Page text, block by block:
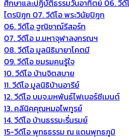
ศึกษาและปฏิบัติธรรมวันอาทิตย์ 06. วีดี
ไตรปิฎก 07. วีดีโอ พระวินัยปิฎก
06. วีดีโอ ฐณิชาฌ์รีสอร์ท
07. วีดีโอ ม.มหาจุฬาลงกรณฯ
08. วีดีโอ มูลนิธิมายาโคตมี
09. วีดีโอ ชมรมคนรู้ใจ
10. วีดีโอ บ้านจิตสบาย
11. วีดีโอ มูลนิธิบ้านอารีย์
12. วีดีโอ บมจ.มหพันธ์ไฟเบอร์ซีเมนต์
13. คลีนิคคุณหมอไพทูรย์
14. วีดีโอ บ้านธรรมะรื่นรมย์
15-วีดีโอ พุทธธรรม ณ แดนพุทธภูมิ